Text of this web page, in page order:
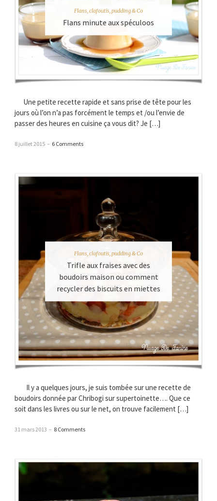
Flans, clafoutis, pudding & Co
Flans minute aux spéculoos
Une petite recette rapide et sans prise de tête pour les
jours où l’on n’a pas forcément le temps et /ou l’envie de
passer des heures en cuisine ça vous dit? Je […]
8 juillet 2015 – 6 Comments
Flans, clafoutis, pudding & Co
Trifle aux fraises avec des
boudoirs maison ou comment
recycler des biscuits en miettes
Il y a quelques jours, je suis tombée sur une recette de
boudoirs donnée par Chribogi sur supertoinette…. Que ce
soit dans les livres ou sur le net, on trouve facilement […]
31 mars 2013 – 8 Comments